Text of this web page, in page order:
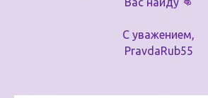
С уважением,
PravdaRub55